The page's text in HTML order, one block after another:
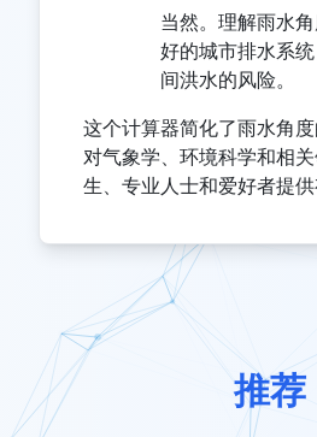
当然。理解雨水
好的城市排水系
间洪水的风险。
这个计算器简化了雨水角
对气象学、环境科学和相
生、专业人士和爱好者提供
推荐